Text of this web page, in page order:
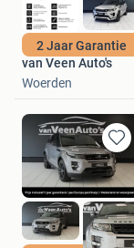
2 Jaar Garantie
van Veen Auto's
Woerden
in
Mijn